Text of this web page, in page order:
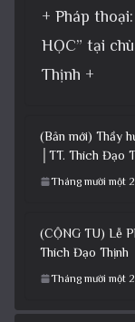
+ Pháp
HỌC” tại
Thịnh +
(Bản mới) Thầy
│TT. Thích Đạo
Tháng mười một
(CỘNG TU) Lễ
Thích Đạo Thịnh
Tháng mười một